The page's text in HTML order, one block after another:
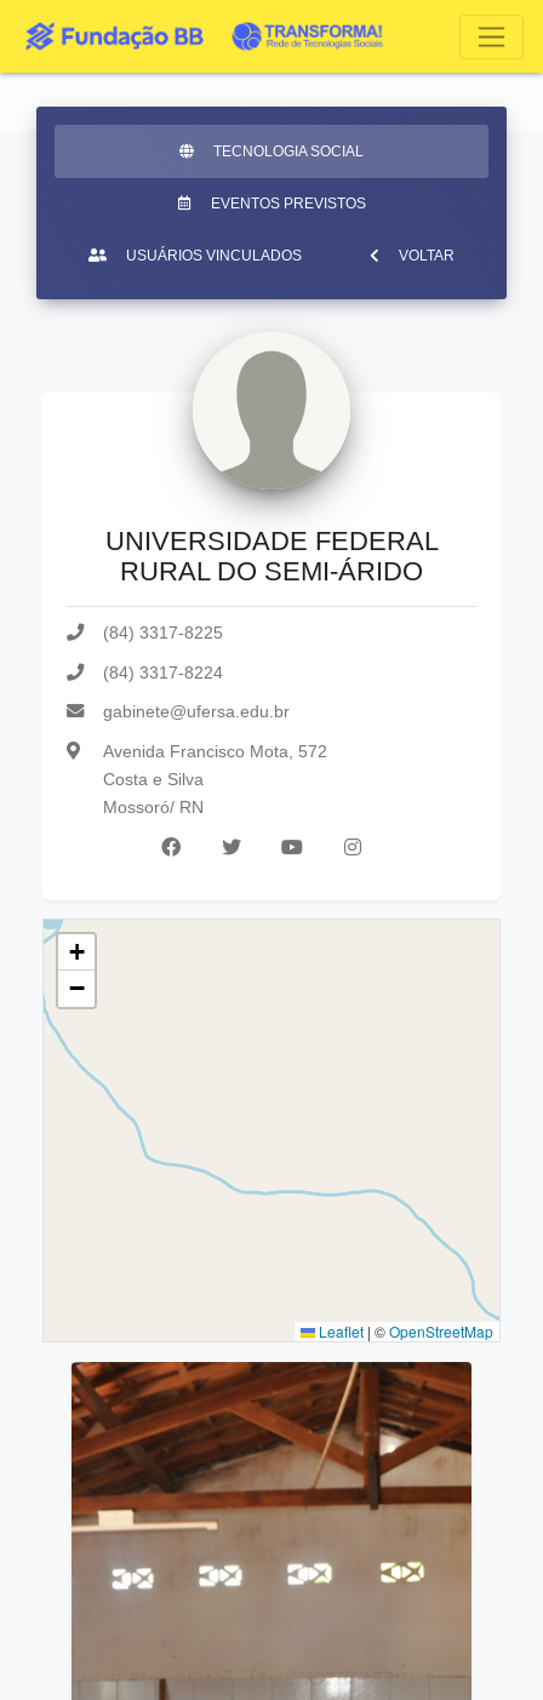
TECNOLOGIA SOCIAL
EVENTOS PREVISTOS
USUÁRIOS VINCULADOS VOLTAR
UNIVERSIDADE FEDERAL
RURAL DO SEMI-ÁRIDO
(84) 3317-8225
(84) 3317-8224
gabinete@ufersa.edu.br
Avenida Francisco Mota, 572
Costa e Silva
Mossoró/ RN
+
−
Leaflet | ©OpenStreetMap